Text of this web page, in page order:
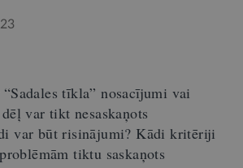
tīkla” nosacījumi vai
var tikt nesaskaņots
var būt risinājumi? Kādi kritēriji
tiktu saskaņots